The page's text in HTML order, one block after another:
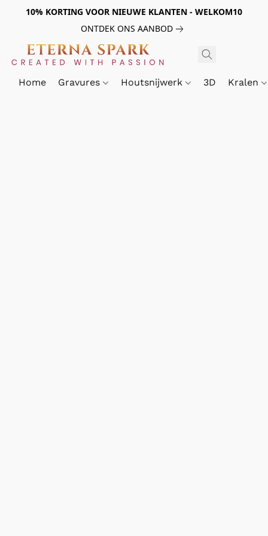
10% KORTING VOOR NIEUWE KLANTEN - WELKOM10
ONTDEK ONS AANBOD
Home Gravures Houtsnijwerk 3D Kralen